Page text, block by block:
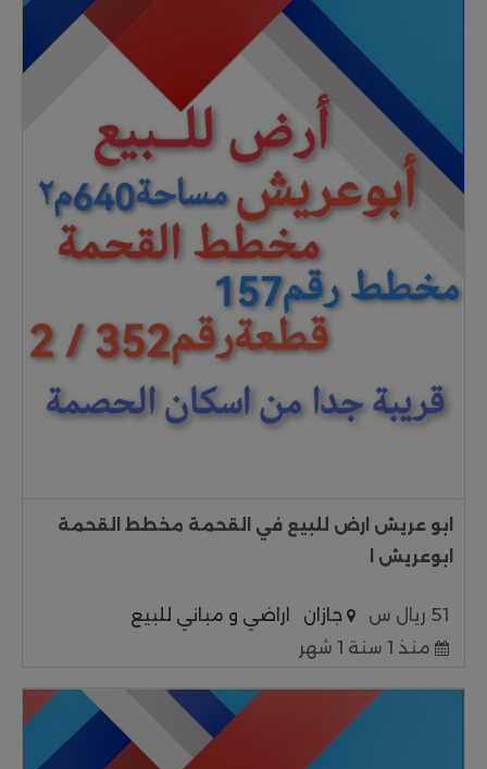
ابو عريش ارض للبيع في القحمة مخطط القحمة
ابوعريش ا
51 ريال س جازان
اراضي و مباني للبيع
منذ 1 سنة 1 شهر